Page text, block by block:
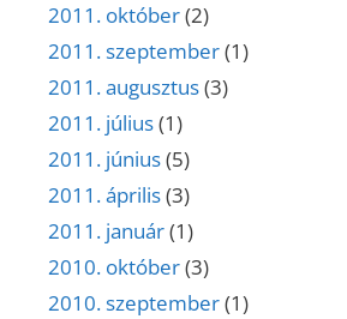
2011. október(2)
2011. szeptember(1)
2011. augusztus(3)
2011. július(1)
2011. június(5)
2011. április(3)
2011. január(1)
2010. október(3)
2010. szeptember(1)